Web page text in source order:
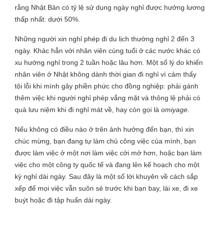
rằng Nhật Bản có tỷ lệ sử dụng ngày nghỉ được hưởng lương
thấp nhất: dưới 50%.
Những người xin nghỉ phép đi du lịch thường nghỉ 2 đến 3
ngày. Khác hẳn với nhân viên cùng tuổi ở các nước khác có
xu hướng nghỉ trong 2 tuần hoặc lâu hơn. Một số lý do khiến
nhân viên ở Nhật không dành thời gian đi nghỉ vì cảm thấy
tội lỗi khi mình gây phiền phức cho đồng nghiệp: phải gánh
thêm việc khi người nghỉ phép vắng mặt và thông lệ phải có
quà lưu niệm khi đi nghỉ mát về, hay còn gọi là omiyage
Nếu không có điều nào ở trên ảnh hưởng đến bạn, thì xin
chúc mừng, bạn đang tự làm chủ công việc của mình, bạn
được làm việc ở một nơi làm việc cởi mở hơn, hoặc bạn làm
việc cho một công ty quốc tế và đang lên kế hoạch cho một
kỳ nghỉ dài ngày. Sau đây là một số lời khuyên về cách sắp
xếp để mọi việc vẫn suôn sẻ trước khi bạn bay, lái xe, đi xe
buýt hoặc đi tập huấn dài ngày.